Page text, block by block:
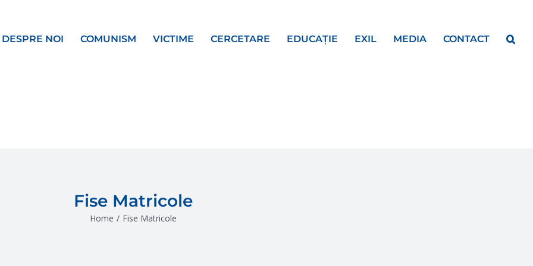
DESPRE NOI COMUNISM VICTIME CERCETARE EDUCAȚIE EXIL MEDIA CONTACT
Fise Matricole
Home / Fise Matricole